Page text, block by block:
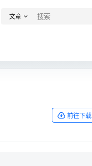
文章
前往下载